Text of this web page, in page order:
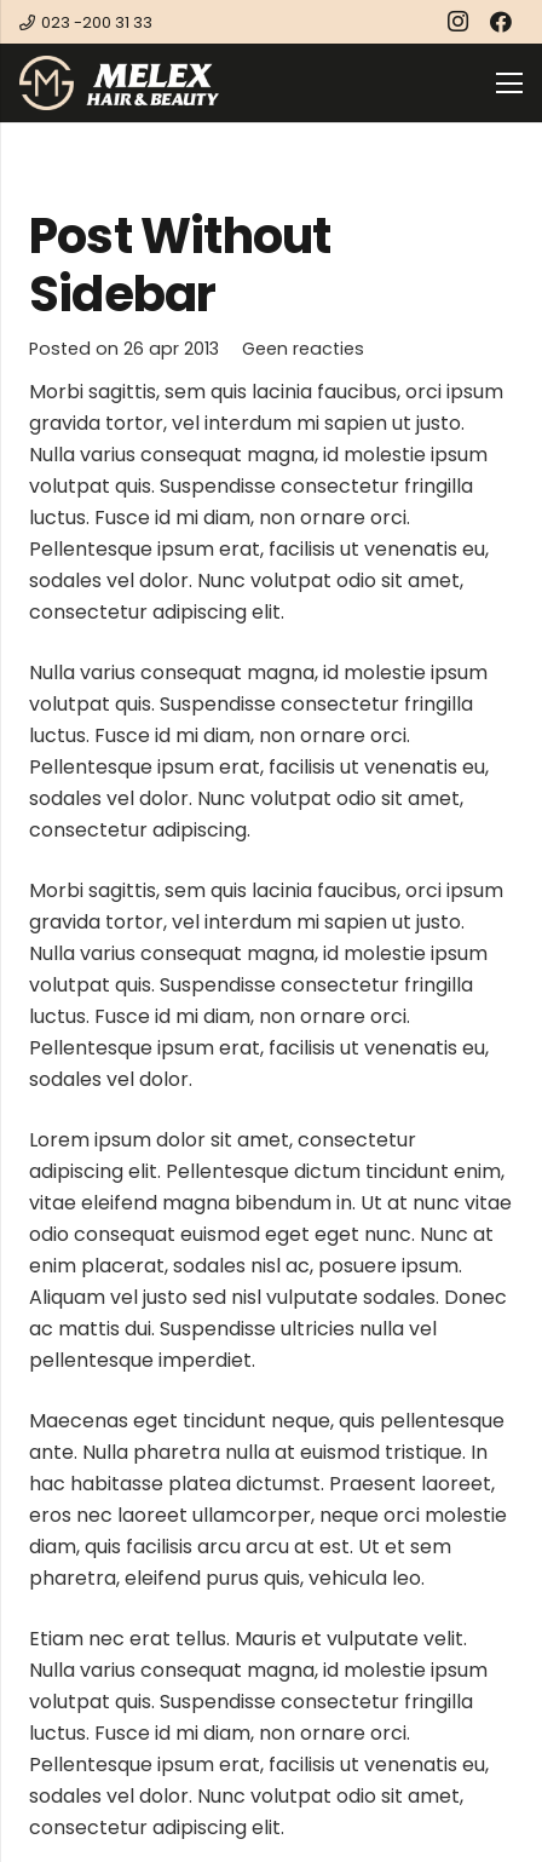
023 -200 31 33
Post Without
Sidebar
Posted on 26 apr 2013 Geen reacties
Morbi sagittis, sem quis lacinia faucibus, orci ipsum
gravida tortor, vel interdum mi sapien ut justo.
Nulla varius consequat magna, id molestie ipsum
volutpat quis. Suspendisse consectetur fringilla
luctus. Fusce id mi diam, non ornare orci.
Pellentesque ipsum erat, facilisis ut venenatis eu,
sodales vel dolor. Nunc volutpat odio sit amet,
consectetur adipiscing elit.
Nulla varius consequat magna, id molestie ipsum
volutpat quis. Suspendisse consectetur fringilla
luctus. Fusce id mi diam, non ornare orci.
Pellentesque ipsum erat, facilisis ut venenatis eu,
sodales vel dolor. Nunc volutpat odio sit amet,
consectetur adipiscing.
Morbi sagittis, sem quis lacinia faucibus, orci ipsum
gravida tortor, vel interdum mi sapien ut justo.
Nulla varius consequat magna, id molestie ipsum
volutpat quis. Suspendisse consectetur fringilla
luctus. Fusce id mi diam, non ornare orci.
Pellentesque ipsum erat, facilisis ut venenatis eu,
sodales vel dolor.
Lorem ipsum dolor sit amet, consectetur
adipiscing elit. Pellentesque dictum tincidunt enim,
vitae eleifend magna bibendum in. Ut at nunc vitae
odio consequat euismod eget eget nunc. Nunc at
enim placerat, sodales nisl ac, posuere ipsum.
Aliquam vel justo sed nisl vulputate sodales. Donec
ac mattis dui. Suspendisse ultricies nulla vel
pellentesque imperdiet.
Maecenas eget tincidunt neque, quis pellentesque
ante. Nulla pharetra nulla at euismod tristique. In
hac habitasse platea dictumst. Praesent laoreet,
eros nec laoreet ullamcorper, neque orci molestie
diam, quis facilisis arcu arcu at est. Ut et sem
pharetra, eleifend purus quis, vehicula leo.
Etiam nec erat tellus. Mauris et vulputate velit.
Nulla varius consequat magna, id molestie ipsum
volutpat quis. Suspendisse consectetur fringilla
luctus. Fusce id mi diam, non ornare orci.
Pellentesque ipsum erat, facilisis ut venenatis eu,
sodales vel dolor. Nunc volutpat odio sit amet,
consectetur adipiscing elit.